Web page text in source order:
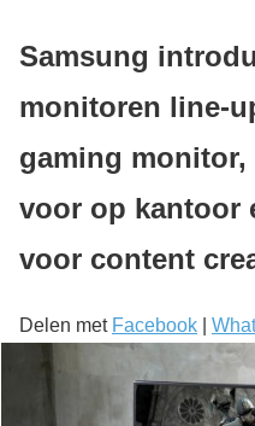
Samsung
monitoren line-
gaming monitor,
voor op kantoor
voor content
Delen met Facebook